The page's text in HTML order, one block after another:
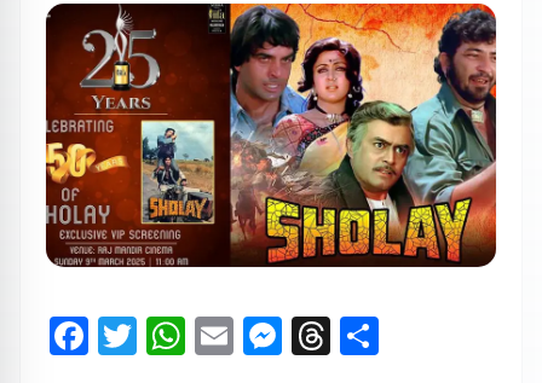
Facebook
Twitter
WhatsApp
EmailMessenger
Threads